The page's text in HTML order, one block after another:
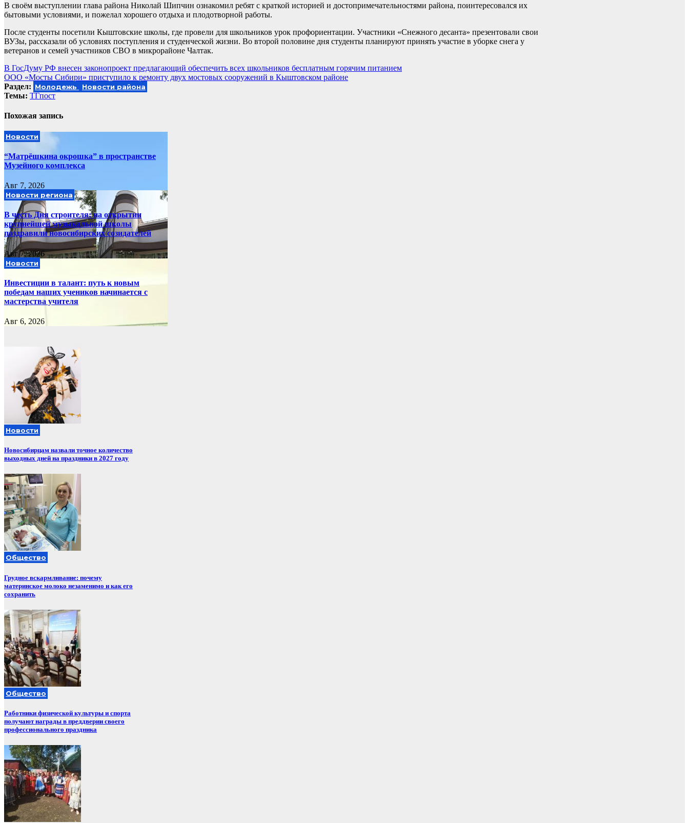
В своём выступлении глава района Николай Шипчин ознакомил ребят с краткой историей и достопримечательностями района, поинтересовался их
бытовыми условиями, и пожелал хорошего отдыха и плодотворной работы.
После студенты посетили Кыштовские школы, где провели для школьников урок профориентации. Участники «Снежного десанта» презентовали свои
ВУЗы, рассказали об условиях поступления и студенческой жизни. Во второй половине дня студенты планируют принять участие в уборке снега у
ветеранов и семей участников СВО в микрорайоне Чалтак.
Навигация
по
записям
В ГосДуму РФ внесен законопроект предлагающий обеспечить всех школьников бесплатным горячим питанием
ООО «Мосты Сибири» приступило к ремонту двух мостовых сооружений в Кыштовском районе
Раздел: Молодежь Новости района
Темы: ТГпост
Похожая запись
Новости
“Матрёшкина окрошка” в пространстве
Музейного комплекса
Авг 7, 2026
Новости региона
В честь Дня строителя: на открытии
крупнейшей музыкальной школы
поздравили новосибирских созидателей
Авг 7, 2026
Новости
Инвестиции в талант: путь к новым
победам наших учеников начинается с
мастерства учителя
Авг 6, 2026
Новости
Новосибирцам назвали точное количество
выходных дней на праздники в 2027 году
Общество
Грудное вскармливание: почему
материнское молоко незаменимо и как его
сохранить
Общество
Работники физической культуры и спорта
получают награды в преддверии своего
профессионального праздника